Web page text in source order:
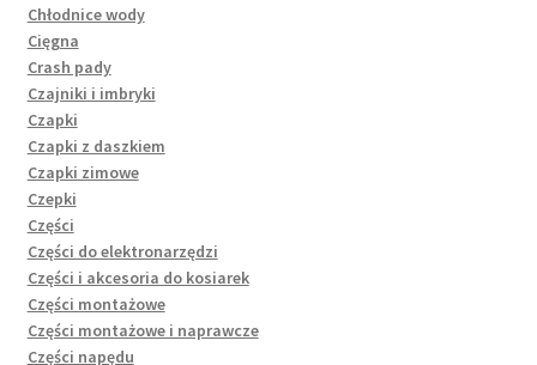
Chłodnice wody
Cięgna
Crash pady
Czajniki i imbryki
Czapki
Czapki z daszkiem
Czapki zimowe
Czepki
Części
Części do elektronarzędzi
Części i akcesoria do kosiarek
Części montażowe
Części montażowe i naprawcze
Części napędu